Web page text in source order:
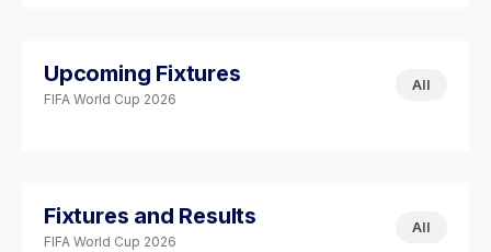
Upcoming Fixtures
FIFA World Cup 2026
All
Fixtures and Results
FIFA World Cup 2026
All